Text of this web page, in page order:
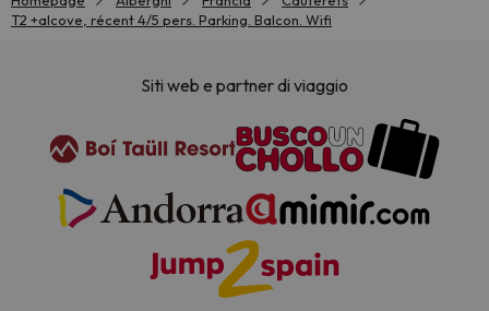
T2 +alcove, récent 4/5 pers. Parking. Balcon. Wifi
Siti web e partner di viaggio